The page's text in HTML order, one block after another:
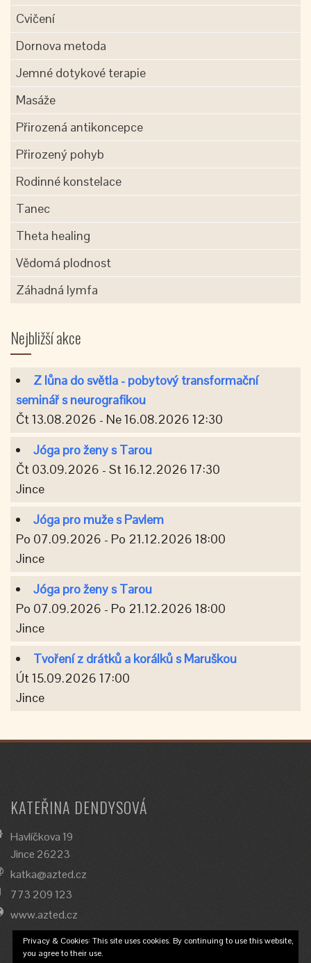
Cvičení
Dornova metoda
Jemné dotykové terapie
Masáže
Přirozená antikoncepce
Přirozený pohyb
Rodinné konstelace
Tanec
Theta healing
Vědomá plodnost
Záhadná lymfa
Nejbližší akce
Z lůna do světla - pobytový transformační
seminář s neurografikou
Čt 13.08.2026 - Ne 16.08.2026 12:30
Jóga pro ženy s Tarou
Čt 03.09.2026 - St 16.12.2026 17:30
Jince
Jóga pro muže s Pavlem
Po 07.09.2026 - Po 21.12.2026 18:00
Jince
Jóga pro ženy s Tarou
Po 07.09.2026 - Po 21.12.2026 18:00
Jince
Tvoření z drátků a korálků s Maruškou
Út 15.09.2026 17:00
Jince
KATEŘINA DENDYSOVÁ
Havlíčkova 19
Jince 26223
katka@azted.cz
773 209 123
www.azted.cz
Privacy & Cookies: This site uses cookies. By continuing to use this website,
you agree to their use.